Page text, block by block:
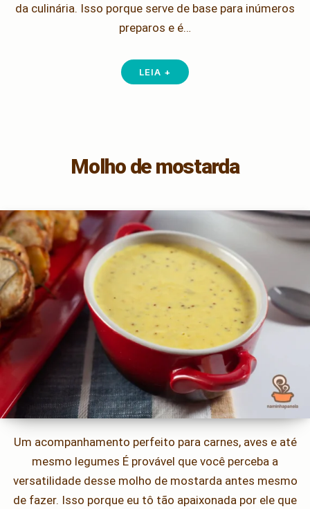
da culinária. Isso porque serve de base para inúmeros
preparos e é…
LEIA +
Molho de mostarda
Um acompanhamento perfeito para carnes, aves e até
mesmo legumes É provável que você perceba a
versatilidade desse molho de mostarda antes mesmo
de fazer. Isso porque eu tô tão apaixonada por ele que